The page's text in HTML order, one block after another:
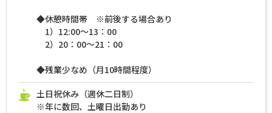
◆休憩時間帯 ※前後する場合あり
1）12:00～13：00
2）20：00～21：00
◆残業少なめ（月10時間程度）
土日祝休み（週休二日制）
※年に数回、土曜日出勤あり